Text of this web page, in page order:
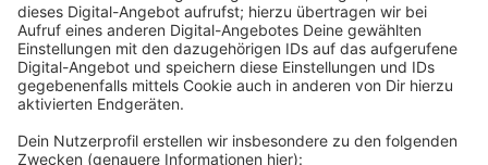
es die Fahrt eine halbe Stunde vorher anzumelden.
Außerdem fallen einzelne Fahrten weg, und zwar zu
Zeiten, zu denen bislang kaum jemand gefahren ist. Die
Regionalverkehr Münsterland bastelt im Moment noch
an den Details für den neuen Fahrplan. Spätestens in
zwei Wochen soll er fertig sein.